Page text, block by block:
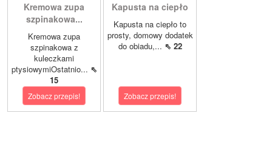
Kremowa zupa
szpinakowa...
Kremowa zupa
szpinakowa z
kuleczkami
ptysiowymiOstatnio... ⇖
15
Zobacz przepis!
Kapusta na ciepło
Kapusta na ciepło to
prosty, domowy dodatek
do obiadu,... ⇖ 22
Zobacz przepis!